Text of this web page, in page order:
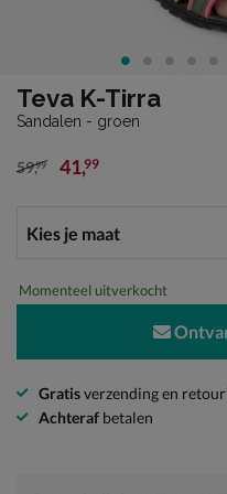
Teva K-Tirra
Sandalen - groen
van € 59,99 voor € 41,99
59,99 41,99
Momenteel uitverkocht
Gratisverzending en
Achteraf betalen